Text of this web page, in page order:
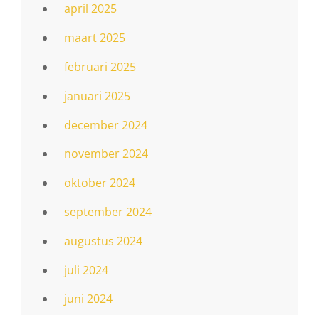
april 2025
maart 2025
februari 2025
januari 2025
december 2024
november 2024
oktober 2024
september 2024
augustus 2024
juli 2024
juni 2024